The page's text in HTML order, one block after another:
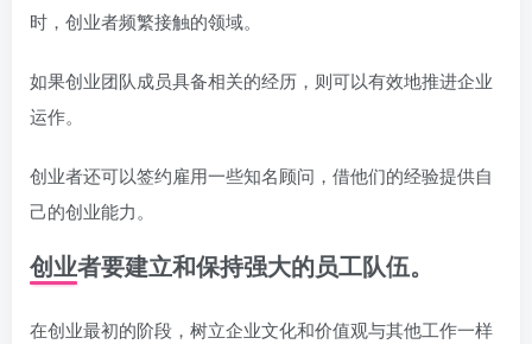
时，创业者频繁接触的领域。
如果创业团队成员具备相关的经历，则可以有效地推进企业
运作。
创业者还可以签约雇用一些知名顾问，借他们的经验提供自
己的创业能力。
创业者要建立和保持强大的员工队伍。
在创业最初的阶段，树立企业文化和价值观与其他工作一样